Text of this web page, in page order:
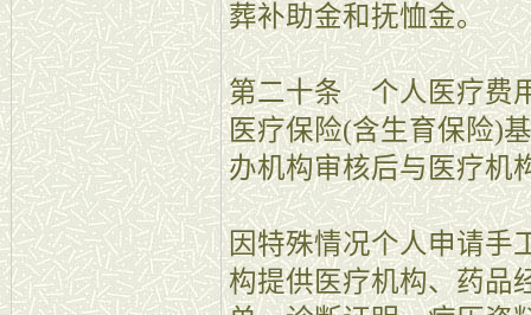
葬补助金和抚恤金。
第二十条 个人医疗费
医疗保险(含生育保险)
办机构审核后与医疗机
因特殊情况个人申请手
构提供医疗机构、药品